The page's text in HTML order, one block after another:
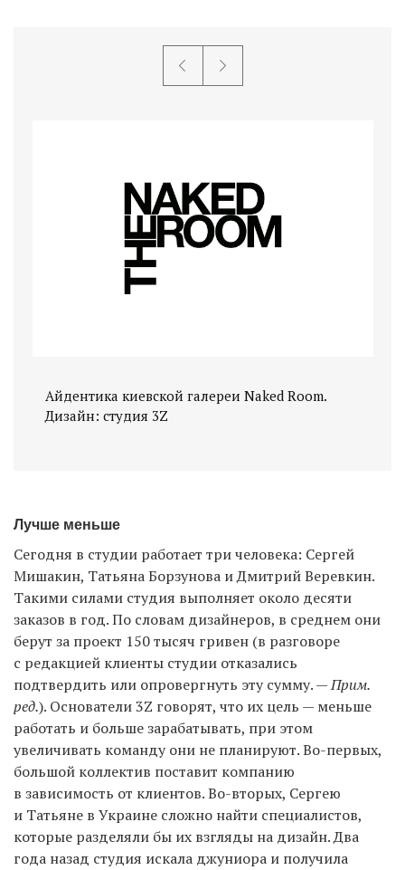
Айдентика киевской галереи Naked Room.
Дизайн: студия 3Z
Лучше меньше
Сегодня в студии работает три человека: Сергей
Мишакин, Татьяна Борзунова и Дмитрий Веревкин.
Такими силами студия выполняет около десяти
заказов в год. По словам дизайнеров, в среднем они
берут за проект 150 тысяч гривен (в разговоре
с редакцией клиенты студии отказались
подтвердить или опровергнуть эту сумму. —Прим.
ред.). Основатели 3Z говорят, что их цель — меньше
работать и больше зарабатывать, при этом
увеличивать команду они не планируют. Во-первых,
большой коллектив поставит компанию
в зависимость от клиентов. Во-вторых, Сергею
и Татьяне в Украине сложно найти специалистов,
которые разделяли бы их взгляды на дизайн. Два
года назад студия искала джуниора и получила